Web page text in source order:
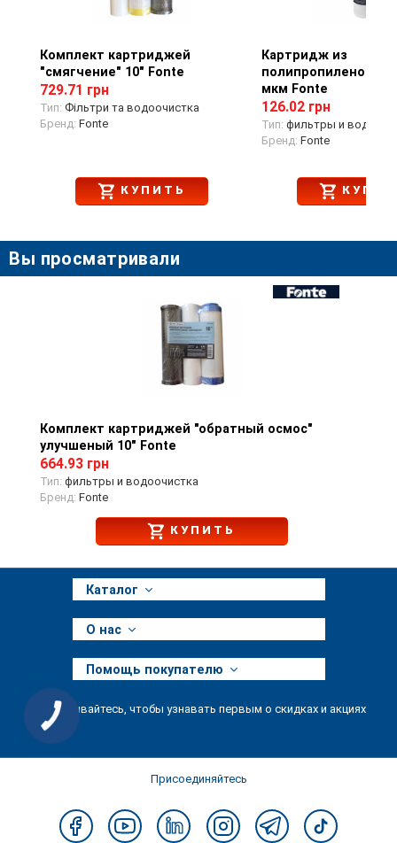
Просмотр товара
Комплект картриджей
"смягчение" 10" Fonte
729.71 грн
Тип: Фільтри та водоочистка
Бренд: Fonte
КУПИТЬ
Просмотр
Картридж из
полипропиленовой
мкм Fonte
126.02 грн
Тип: фильтры и
Бренд: Fonte
Вы просматривали
Просмотр товара
Комплект картриджей "обратный осмос"
улучшеный 10" Fonte
664.93 грн
Тип: фильтры и водоочистка
Бренд: Fonte
КУПИТЬ
Каталог
О нас
Помощь покупателю
Подписывайтесь, чтобы узнавать первым о скидках и акциях
Присоединяйтесь
КНОПКА
ЗВ'ЯЗКУ